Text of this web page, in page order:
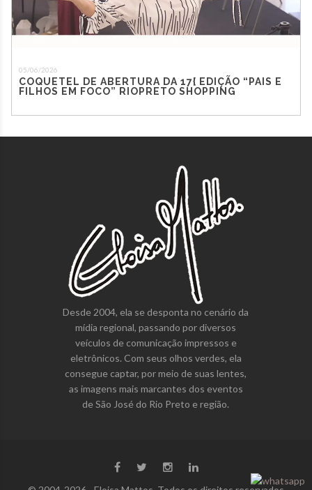
05/06/2026
COQUETEL DE ABERTURA DA 17{ EDIÇÃO “PAIS E
FILHOS EM FOCO” RIOPRETO SHOPPING
Desde 2004, ela se desponta no cenário da
mídia regional, passando por diversos
veículos de comunicação impressos e
eletrônicos. Com seus olhos verdes, ela
consegue captar, por meio de suas lentes,
as imagens mais marcantes dos eventos
de São José do Rio Preto e região.